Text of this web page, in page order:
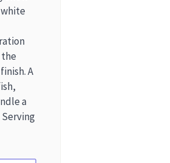
A
a